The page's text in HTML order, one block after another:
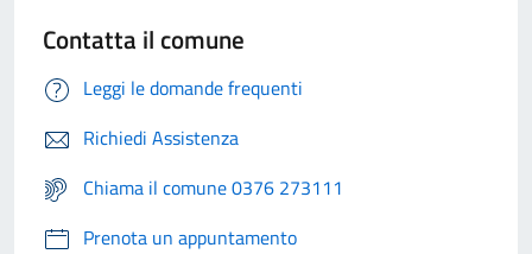
Contatta il comune
Leggi le domande frequenti
Richiedi Assistenza
Chiama il comune 0376 273111
Prenota un appuntamento